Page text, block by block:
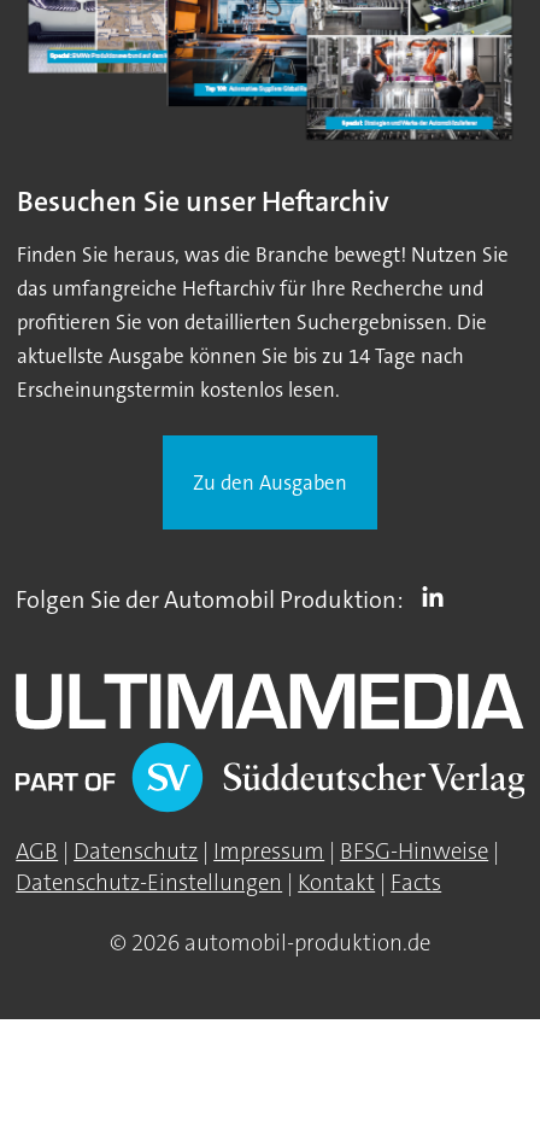
Besuchen Sie unser Heftarchiv
Finden Sie heraus, was die Branche bewegt! Nutzen Sie
das umfangreiche Heftarchiv für Ihre Recherche und
profitieren Sie von detaillierten Suchergebnissen. Die
aktuellste Ausgabe können Sie bis zu 14 Tage nach
Erscheinungstermin kostenlos lesen.
Zu den Ausgaben
Folgen Sie der Automobil Produktion:
AGB | Datenschutz | Impressum | BFSG-Hinweise |
Datenschutz-Einstellungen | Kontakt | Facts
© 2026 automobil-produktion.de